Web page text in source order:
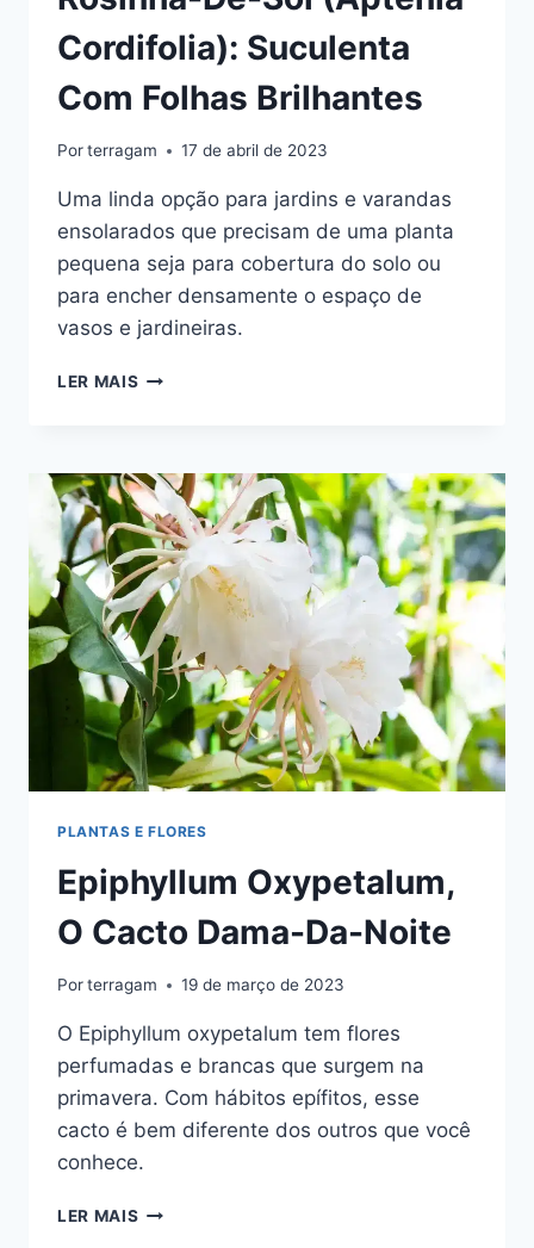
Cordifolia): Suculenta
Com Folhas Brilhantes
Porterragam 17 de abril de 2023
Uma linda opção para jardins e varandas
ensolarados que precisam de uma planta
pequena seja para cobertura do solo ou
para encher densamente o espaço de
vasos e jardineiras.
LER MAIS ROSINHA-
CORDIFOLIA):
SUCULENTA
COM
FOLHAS
BRILHANTES
PLANTAS E FLORES
Epiphyllum Oxypetalum,
O Cacto Dama-Da-Noite
Porterragam 19 de março de 2023
O Epiphyllum oxypetalum tem flores
perfumadas e brancas que surgem na
primavera. Com hábitos epífitos, esse
cacto é bem diferente dos outros que você
conhece.
LER MAIS EPIPHYLLUM